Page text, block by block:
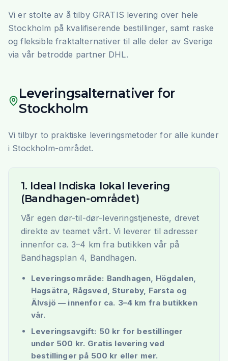
Vi er stolte av å tilby GRATIS levering over hele
Stockholm på kvalifiserende bestillinger, samt raske
og fleksible fraktalternativer til alle deler av Sverige
via vår betrodde partner DHL.
Leveringsalternativer for
Stockholm
Vi tilbyr to praktiske leveringsmetoder for alle kunder
i Stockholm-området.
1. Ideal Indiska lokal levering
(Bandhagen-området)
Vår egen dør-til-dør-leveringstjeneste, drevet
direkte av teamet vårt. Vi leverer til adresser
innenfor ca. 3–4 km fra butikken vår på
Bandhagsplan 4, Bandhagen.
Leveringsområde: Bandhagen, Högdalen,
Hagsätra, Rågsved, Stureby, Farsta og
Älvsjö — innenfor ca. 3–4 km fra butikken
vår.
Leveringsavgift: 50 kr for bestillinger
under 500 kr. Gratis levering ved
bestillinger på 500 kr eller mer.